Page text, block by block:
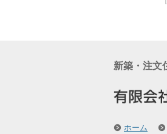
新築・注文
ホーム